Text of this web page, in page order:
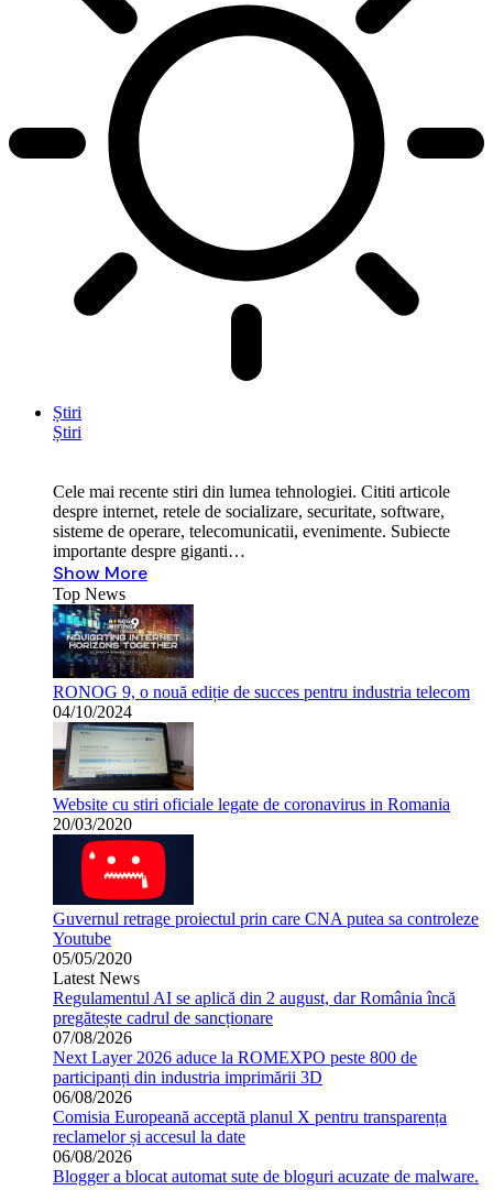
Știri
Știri
Cele mai recente stiri din lumea tehnologiei. Cititi articole
despre internet, retele de socializare, securitate, software,
sisteme de operare, telecomunicatii, evenimente. Subiecte
importante despre giganti…
Show More
Top News
RONOG 9, o nouă ediție de succes pentru industria telecom
04/10/2024
Website cu stiri oficiale legate de coronavirus in Romania
20/03/2020
Guvernul retrage proiectul prin care CNA putea sa controleze
Youtube
05/05/2020
Latest News
Regulamentul AI se aplică din 2 august, dar România încă
pregătește cadrul de sancționare
07/08/2026
Next Layer 2026 aduce la ROMEXPO peste 800 de
participanți din industria imprimării 3D
06/08/2026
Comisia Europeană acceptă planul X pentru transparența
reclamelor și accesul la date
06/08/2026
Blogger a blocat automat sute de bloguri acuzate de malware.